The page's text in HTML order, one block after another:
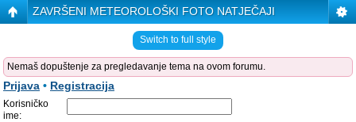
ZAVRŠENI METEOROLOŠKI FOTO NATJEČAJI
Switch to full style
Nemaš dopuštenje za pregledavanje tema na ovom forumu.
Prijava • Registracija
Korisničko
ime: